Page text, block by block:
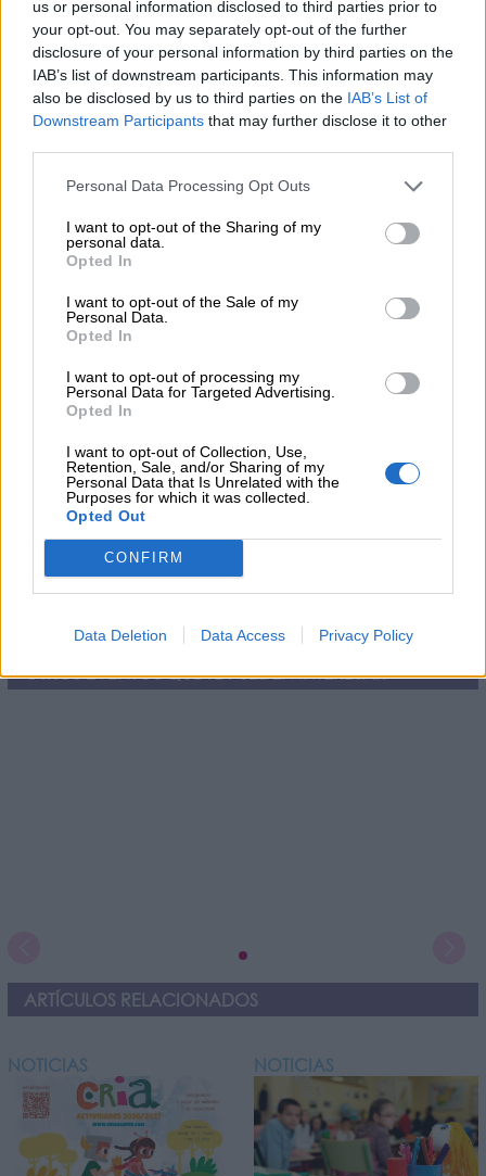
us or personal information disclosed to third parties prior to
your opt-out. You may separately opt-out of the further
disclosure of your personal information by third parties on the
IAB’s list of downstream participants. This information may
also be disclosed by us to third parties on the IAB’s List of
Downstream Participants that may further disclose it to other
Personal Data Processing Opt Outs
I want to opt-out of the Sharing of my
personal data.
Opted In
I want to opt-out of the Sale of my
Personal Data.
Opted In
I want to opt-out of processing my
Personal Data for Targeted Advertising.
Opted In
I want to opt-out of Collection, Use,
Retention, Sale, and/or Sharing of my
Personal Data that Is Unrelated with the
Purposes for which it was collected.
Opted Out
CONFIRM
Data Deletion Data Access Privacy Policy
COMPARTIR:
Opiniones Teatro Infantil – Viva el Verano
¿Qué te ha parecido? Comparte tu opinión:
Sólo los usuarios registrados pueden escribir comentarios
He leído y acepto las
OTROS EVENTOS QUE TE PUEDEN INTERESAR
ARTÍCULOS RELACIONADOS
NOTICIAS NOTICIAS